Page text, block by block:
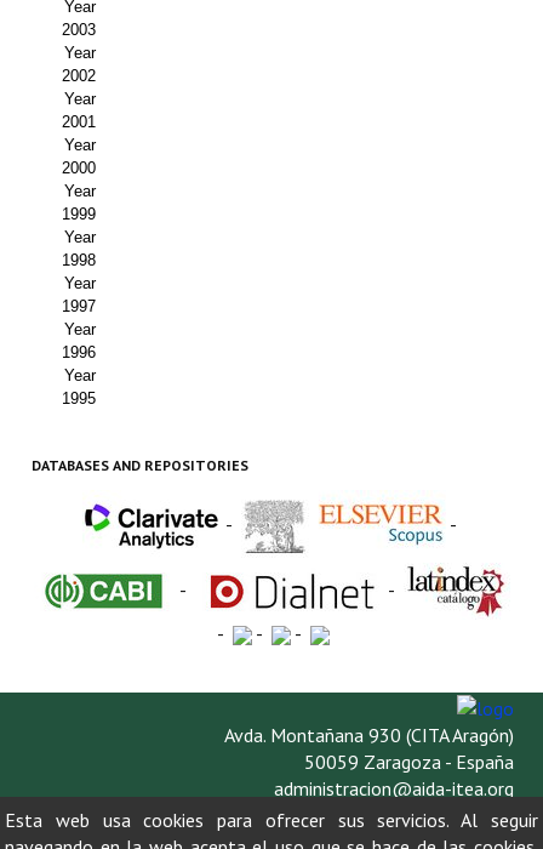
Year
2003
Year
2002
Year
2001
Year
2000
Year
1999
Year
1998
Year
1997
Year
1996
Year
1995
DATABASES AND REPOSITORIES
- -
-
-
-
- -
Avda. Montañana 930 (CITA Aragón)
50059 Zaragoza - España
administracion@aida-itea.org
976 716 305
Esta web usa cookies para ofrecer sus servicios. Al seguir